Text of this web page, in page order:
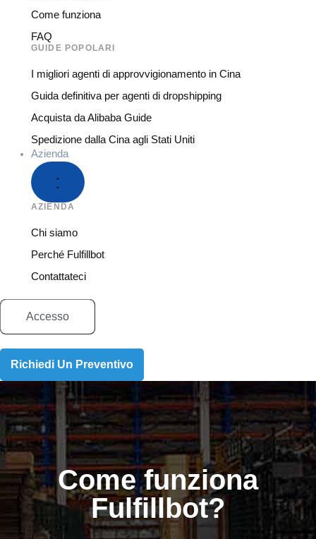
Come funziona
FAQ
GUIDE POPOLARI
I migliori agenti di approvvigionamento in Cina
Guida definitiva per agenti di dropshipping
Acquista da Alibaba Guide
Spedizione dalla Cina agli Stati Uniti
Azienda
AZIENDA
Chi siamo
Perché Fulfillbot
Contattateci
Accesso
Richiedi Un Preventivo
Come funziona
Fulfillbot?